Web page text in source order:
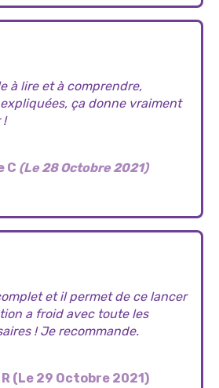
à lire et à comprendre,
ça donne vraiment
!
C (Le 28 Octobre 2021)
et il permet de ce lancer
a froid avec toute les
! Je recommande.
(Le 29 Octobre 2021)